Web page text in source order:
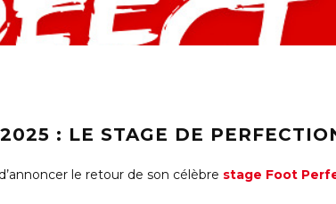
: LE STAGE DE
le retour de son célèbre stage Foot